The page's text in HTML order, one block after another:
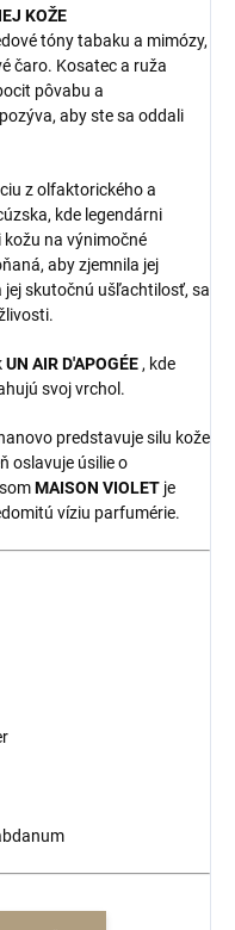
KOŽE
tóny tabaku a mimózy,
čaro. Kosatec a ruža
pôvabu a
aby ste sa oddali
z olfaktorického a
kde legendárni
na výnimočné
aby zjemnila jej
skutočnú ušľachtilosť, sa
UN AIR D'APOGÉE, kde
svoj vrchol.
predstavuje silu kože
oslavuje úsilie o
MAISON VIOLET je
víziu parfumérie.